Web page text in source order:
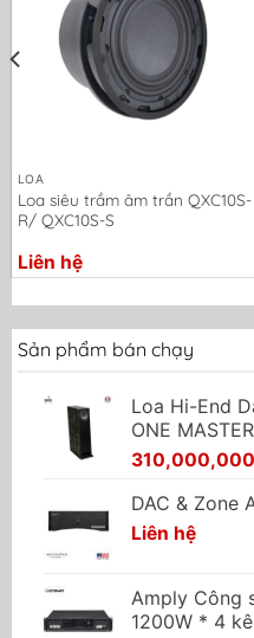
LOA
Loa siêu trầm âm trần QXC10S-
R/ QXC10S-S
Liên hệ
Sản phẩm bán chạy
Loa Hi-End
ONE MASTER
310,000,000
DAC & Zone
Liên hệ
Amply Công
1200W * 4